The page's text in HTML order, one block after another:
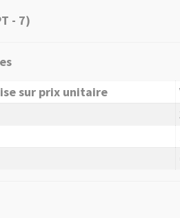
- 7)
sur prix unitaire